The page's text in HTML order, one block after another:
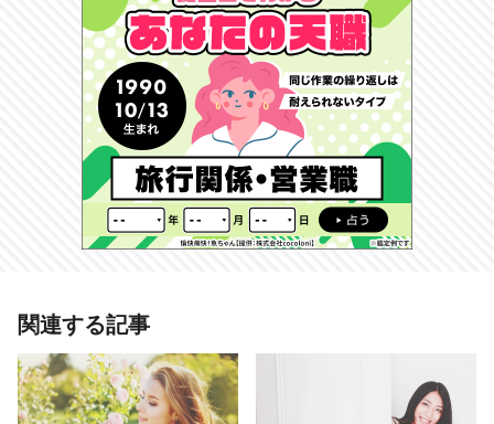
あわせて読みたい記事
12星座【連休】あるある 牡羊座は
予定ギュウ詰め、蟹座は人混みで激
疲れ！
関連する記事